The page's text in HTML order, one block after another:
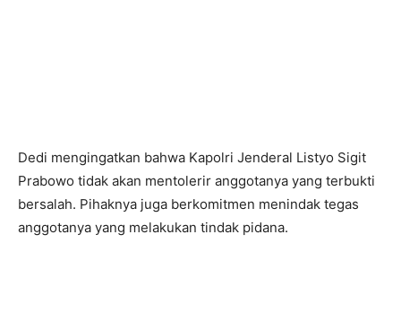
Dedi mengingatkan bahwa Kapolri Jenderal Listyo Sigit
Prabowo tidak akan mentolerir anggotanya yang terbukti
bersalah. Pihaknya juga berkomitmen menindak tegas
anggotanya yang melakukan tindak pidana.